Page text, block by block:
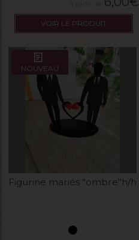
VOIR LE PRODUIT
NOUVEAU
Figurine mariés "ombre"h/h